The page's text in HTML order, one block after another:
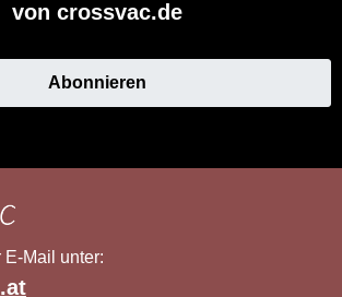
von crossvac.de
Abonnieren
E-Mail unter: